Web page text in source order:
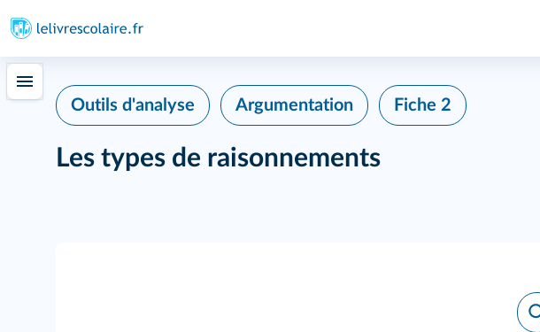
Outils d'analyse Argumentation Fiche 2
Les types de raisonnements